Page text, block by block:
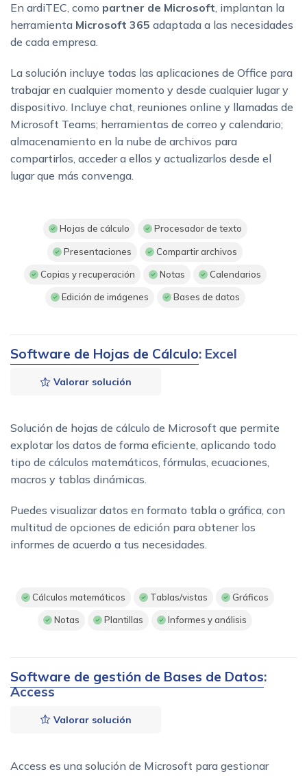
En ardiTEC, como partner de Microsoft, implantan la
herramienta Microsoft 365 adaptada a las necesidades
de cada empresa.
La solución incluye todas las aplicaciones de Office para
trabajar en cualquier momento y desde cualquier lugar y
dispositivo. Incluye chat, reuniones online y llamadas de
Microsoft Teams; herramientas de correo y calendario;
almacenamiento en la nube de archivos para
compartirlos, acceder a ellos y actualizarlos desde el
lugar que más convenga.
Hojas de cálculo Procesador de texto
Presentaciones Compartir archivos
Copias y recuperación Notas Calendarios
Edición de imágenes Bases de datos
Software de Hojas de Cálculo: Excel
Valorar solución
Solución de hojas de cálculo de Microsoft que permite
explotar los datos de forma eficiente, aplicando todo
tipo de cálculos matemáticos, fórmulas, ecuaciones,
macros y tablas dinámicas.
Puedes visualizar datos en formato tabla o gráfica, con
multitud de opciones de edición para obtener los
informes de acuerdo a tus necesidades.
Cálculos matemáticos Tablas/vistas Gráficos
Notas Plantillas Informes y análisis
Software de gestión de Bases de Datos:
Access
Valorar solución
Access es una solución de Microsoft para gestionar